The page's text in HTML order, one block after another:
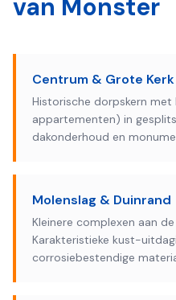
van Monster
Centrum & Grote Kerk
Historische dorpskern met
appartementen) in
dakonderhoud en
Molenslag & Duinrand
Kleinere complexen aan
Karakteristieke kust-
corrosiebestendige